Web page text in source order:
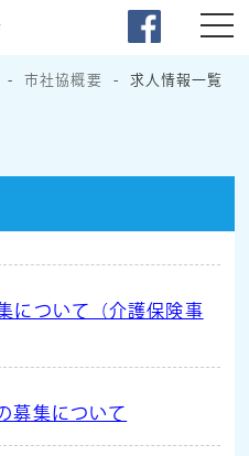
市社協概要 求人情報一覧
について（介護保険事
募集について